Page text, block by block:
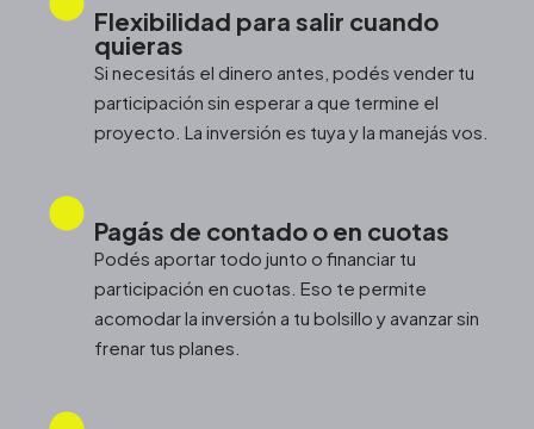
Flexibilidad para salir cuando
quieras
Si necesitás el dinero antes, podés vender tu
participación sin esperar a que termine el
proyecto. La inversión es tuya y la manejás vos.
Pagás de contado o en cuotas
Podés aportar todo junto o financiar tu
participación en cuotas. Eso te permite
acomodar la inversión a tu bolsillo y avanzar sin
frenar tus planes.